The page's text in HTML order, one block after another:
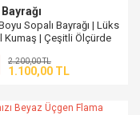
Bayrağı
Sopalı Bayrağı | Lüks
Kumaş | Çeşitli Ölçürde
2.200,00 TL
1.100,00 TL